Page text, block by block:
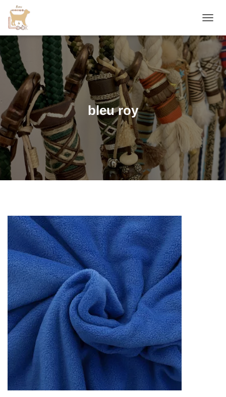
É
I
E
R
L
A
N
A
V
G
A
T
I
bleu roy